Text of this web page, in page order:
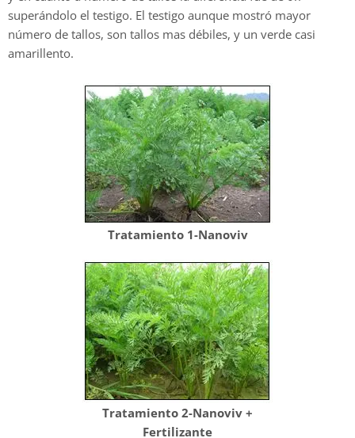
superándolo el testigo. El testigo aunque mostró mayor
número de tallos, son tallos mas débiles, y un verde casi
amarillento.
Tratamiento 1-Nanoviv
Tratamiento 2-Nanoviv +
Fertilizante